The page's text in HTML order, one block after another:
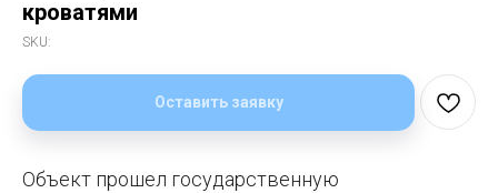
кроватями
SKU:
Оставить заявку
Объект прошел государственную